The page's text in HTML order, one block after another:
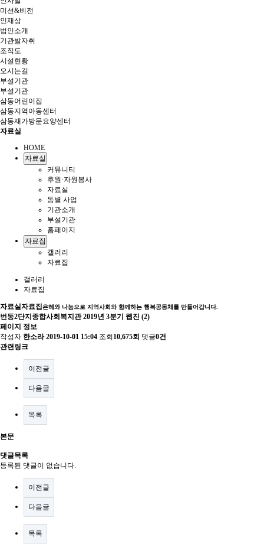
미션&비전
인재상
법인소개
기관발자취
조직도
시설현황
오시는길
부설기관
부설기관
삼동어린이집
삼동지역아동센터
삼동재가방문요양센터
자료실
HOME
자료실
커뮤니티
후원·자원봉사
자료실
동별 사업
기관소개
부설기관
홈페이지
자료집
갤러리
자료집
갤러리
자료집
자료실자료집은혜와 나눔으로 지역사회와 함께하는 행복공동체를 만들어갑니다.
번동2단지종합사회복지관 2019년 3분기 웹진 (2)
페이지 정보
작성자 한소라 2019-10-01 15:04 조회 10,675회 댓글0건
관련링크
이전글
다음글
목록
본문
댓글목록
등록된 댓글이 없습니다.
이전글
다음글
목록